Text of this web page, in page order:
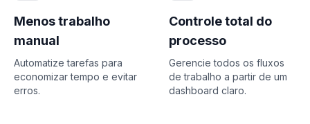
Menos trabalho
manual
Automatize tarefas para
economizar tempo e evitar
erros.
Controle total do
processo
Gerencie todos os fluxos
de trabalho a partir de um
dashboard claro.